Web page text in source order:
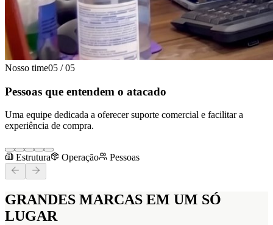
Nosso time05 / 05
Pessoas que entendem o atacado
Uma equipe dedicada a oferecer suporte comercial e facilitar a
experiência de compra.
Estrutura Operação Pessoas
GRANDES MARCAS EM UM SÓ
LUGAR